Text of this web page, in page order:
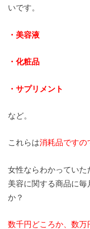
いです。
・美容液
・化粧品
・サプリメント
など。
これらは消耗品ですの
女性ならわかっていた
美容に関する商品に毎
か？
数千円どころか、数万